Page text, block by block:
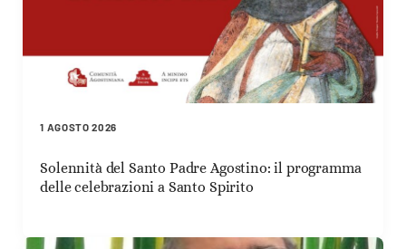
1 AGOSTO 2026
Solennità del Santo Padre Agostino: il programma
delle celebrazioni a Santo Spirito